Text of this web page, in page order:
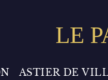
LE
ASTIER DE